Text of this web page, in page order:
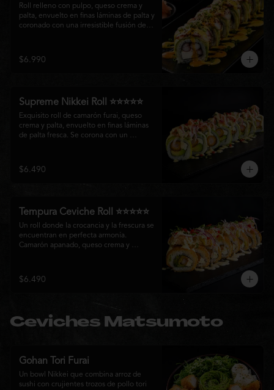
Roll relleno con pulpo, queso crema y
palta, envuelto en finas láminas de palta y
coronado con una irresistible fusión de
láminas de pulpo, ofreciendo una
combinación perfecta entre frescura,
$6.990
Supreme Nikkei Roll ⭐⭐⭐⭐⭐
Exquisito roll de camarón furai, queso
crema y palta, envuelto en finas láminas
de palta fresca. Se corona con un
fusión de texturas, frescura y sabores que
resaltan la esencia del Pacífico.
$6.490
Tempura Ceviche Roll ⭐⭐⭐⭐⭐
Un roll donde la crocancia y la frescura se
encuentran en perfecta armonía.
Camarón apanado, queso crema y
corona con salmón y pescado blanco en
tempura, cebolla morada, una sedosa
logrando una experiencia intensa,
equilibrada y auténticamente nikkei.
$6.490
Ceviches Matsumoto
Gohan Tori Furai
Un bowl Nikkei que combina arroz de
sushi con crujientes trozos de pollo tori